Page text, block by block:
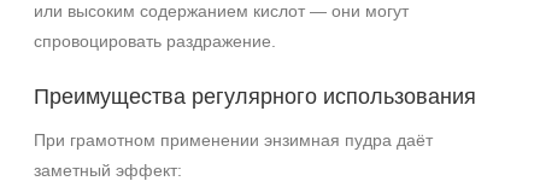
или высоким содержанием кислот — они могут
спровоцировать раздражение.
Преимущества регулярного использования
При грамотном применении энзимная пудра даёт
заметный эффект: